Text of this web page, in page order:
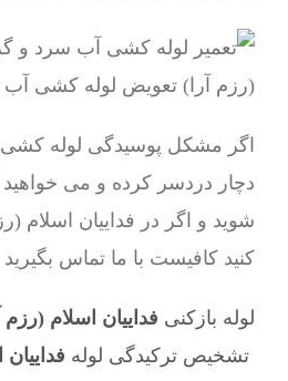
اگر مشکل پوسیدگی لوله کشی
دچار دردسر کرده و می
شوید و اگر در فداییان اسلام
کنید کافیست با ما تماس بگیرید
لوله بازکنی فداییان اسلام
تشخیص ترکیدگی لوله